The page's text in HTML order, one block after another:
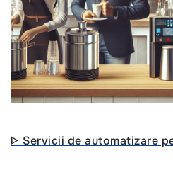
ᐈ Servicii de automatizare